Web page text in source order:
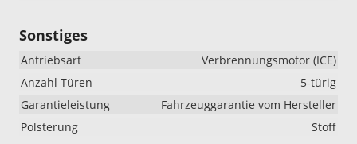
Sonstiges
Antriebsart
Verbrennungsmotor (ICE)
Anzahl Türen
5-türig
Garantieleistung
Fahrzeuggarantie vom Hersteller
Polsterung
Stoff